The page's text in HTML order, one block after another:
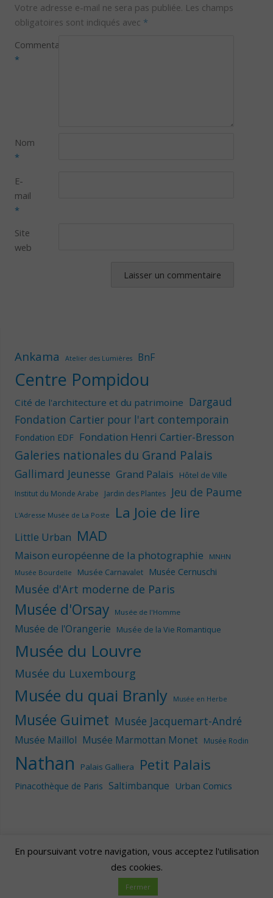
Votre adresse e-mail ne sera pas publiée. Les champs
obligatoires sont indiqués avec *
Commentaire
*
Nom
*
E-
mail
*
Site
web
Ankama Atelier des Lumières BnF
Centre Pompidou
Cité de l'architecture et du patrimoine Dargaud
Fondation Cartier pour l'art contemporain
Fondation EDF Fondation Henri Cartier-Bresson
Galeries nationales du Grand Palais
Gallimard Jeunesse Grand Palais Hôtel de Ville
Institut du Monde Arabe Jardin des Plantes Jeu de Paume
L'Adresse Musée de La Poste La Joie de lire
Little Urban MAD
Maison européenne de la photographie
MNHN
Musée Bourdelle
Musée Carnavalet Musée Cernuschi
Musée d'Art moderne de Paris
Musée d'Orsay Musée de l'Homme
Musée de l'Orangerie Musée de la Vie Romantique
Musée du Louvre
Musée du Luxembourg
Musée du quai Branly Musée en Herbe
Musée Guimet Musée Jacquemart-André
Musée Maillol Musée Marmottan Monet Musée Rodin
Nathan Palais Galliera Petit Palais
Pinacothèque de Paris Saltimbanque Urban Comics
| Fièrement propulsé par
En poursuivant votre navigation, vous acceptez l'utilisation
des cookies.
Fermer